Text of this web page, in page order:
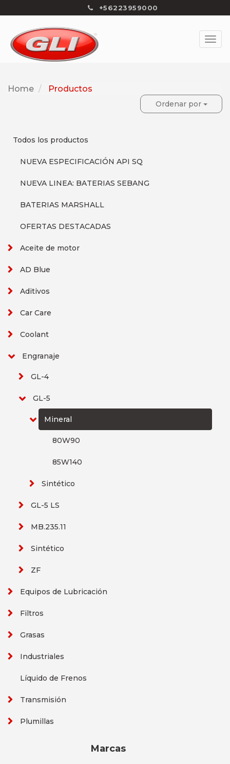
+56223959000
Home Productos
Ordenar por
Todos los productos
NUEVA ESPECIFICACIÓN API SQ
NUEVA LINEA: BATERIAS SEBANG
BATERIAS MARSHALL
OFERTAS DESTACADAS
Aceite de motor
AD Blue
Aditivos
Car Care
Coolant
Engranaje
GL-4
GL-5
Mineral
80W90
85W140
Sintético
GL-5 LS
MB.235.11
Sintético
ZF
Equipos de Lubricación
Filtros
Grasas
Industriales
Líquido de Frenos
Transmisión
Plumillas
Marcas